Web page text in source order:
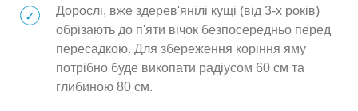
Дорослі, вже здерев'янілі кущі (від 3-х років)
обрізають до п'яти вічок безпосередньо перед
пересадкою. Для збереження коріння яму
потрібно буде викопати радіусом 60 см та
глибиною 80 см.